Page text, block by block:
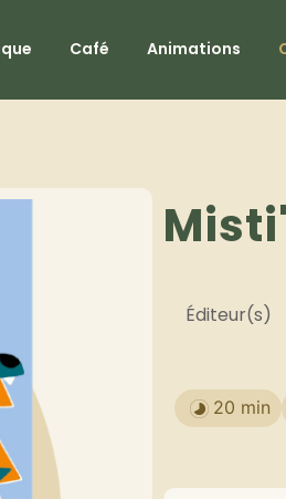
Café Animations
Éditeur(s)
20 min